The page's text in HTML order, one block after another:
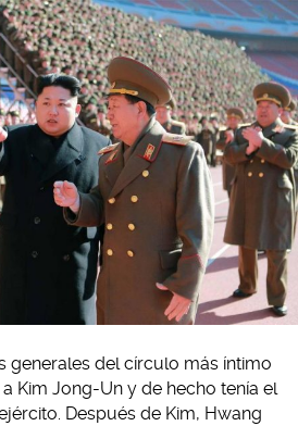
generales del círculo más íntimo
Kim Jong-Un y de hecho tenía el
Después de Kim, Hwang